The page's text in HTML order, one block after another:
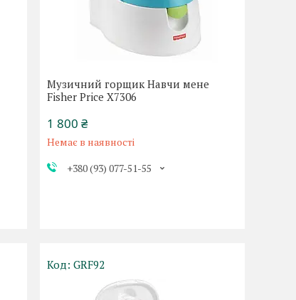
Музичний горщик Навчи мене
Fisher Price X7306
1 800 ₴
Немає в наявності
+380 (93) 077-51-55
GRF92